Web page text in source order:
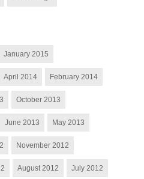
January 2015
April 2014 February 2014
October 2013
June 2013 May 2013
November 2012
August 2012 July 2012